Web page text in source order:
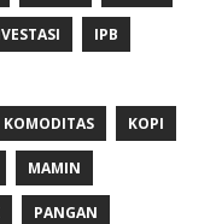
IPB
KOMODITAS KOPI
MAMIN
PANGAN